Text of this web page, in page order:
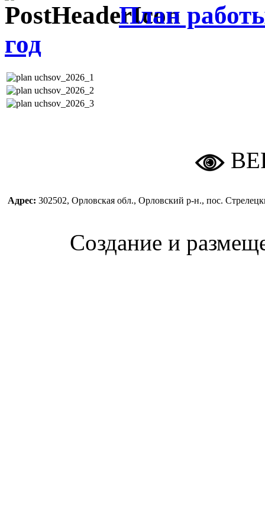
План
год
Адрес: 302502, Орловская обл., Орловский р-н., пос.
Создание и